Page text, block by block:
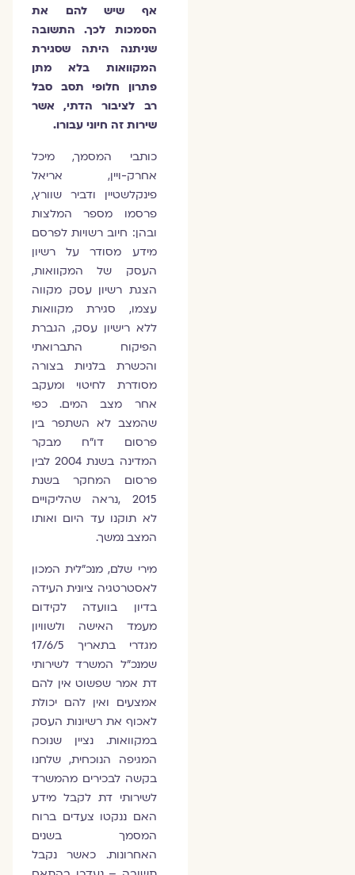
אף שיש להם את
הסמכות לכך. התשובה
שניתנה היתה שסגירת
המקוואות בלא מתן
פתרון חלופי תסב סבל
רב לציבור הדתי, אשר
שירות זה חיוני עבורו.
כותבי המסמך, מיכל
אחרק-ויין, אריאל
פינקלשטיין ודביר שוורץ,
פרסמו מספר המלצות
ובהן: חיוב רשויות לפרסם
מידע מסודר על רשיון
העסק של המקוואות,
הצגת רשיון עסק מקווה
עצמו, סגירת מקוואות
ללא רישיון עסק, הגברת
הפיקוח התברואתי
והכשרת בלניות בצורה
מסודרת לחיטוי ומעקב
אחר מצב המים. כפי
שהמצב לא השתפר בין
פרסום דו"ח מבקר
המדינה בשנת 2004 לבין
פרסום המחקר בשנת
2015 ,נראה שהליקויים
לא תוקנו עד היום ואותו
המצב נמשך.
מירי שלם, מנכ"לית המכון
לאסטרטגיה ציונית העידה
בדיון בוועדה לקידום
מעמד האישה ולשוויון
מגדרי בתאריך 17/6/5
שמנכ"ל המשרד לשירותי
דת אמר שפשוט אין להם
אמצעים ואין להם יכולת
לאכוף את רשיונות העסק
במקוואות. נציין שנוכח
המגיפה הנוכחית, שלחנו
בקשה לבכירים מהמשרד
לשירותי דת לקבל מידע
האם ננקטו צעדים ברוח
המסמך בשנים
האחרונות. כאשר נקבל